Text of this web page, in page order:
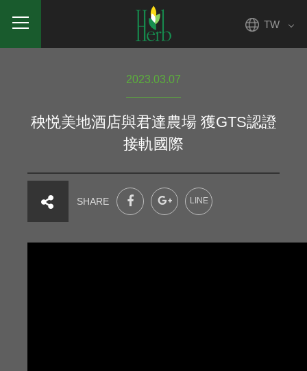
TW
2023.03.07
秧悦美地酒店與君達農場 獲GTS認證
接軌國際
SHARE LINE